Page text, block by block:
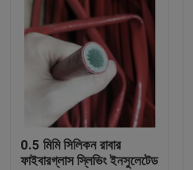
উদ্ধৃতির জন্য আবেদন
নমনীয় পিভিসি টিউবিং
তাপ সঙ্কুচিত নল
ঢেউখেলান নমনীয় টিউবিং
0.5 মিমি সিলিকন রাবার
ফাইবারগ্লাস স্লিভিং ইনসুলেটেড